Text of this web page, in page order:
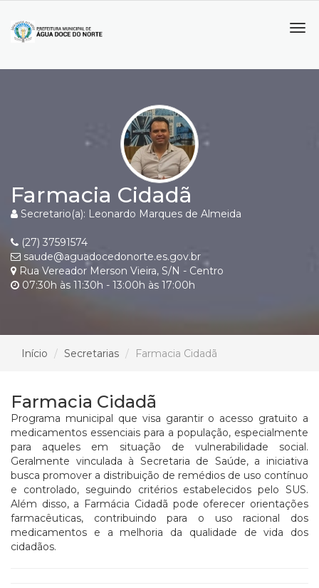
Farmacia Cidadã
Secretario(a): Leonardo Marques de Almeida
(27) 37591574
saude@aguadocedonorte.es.gov.br
Rua Vereador Merson Vieira, S/N - Centro
07:30h às 11:30h - 13:00h às 17:00h
Início Secretarias Farmacia Cidadã
Farmacia Cidadã
Programa municipal que visa garantir o acesso gratuito a
medicamentos essenciais para a população, especialmente
para aqueles em situação de vulnerabilidade social.
Geralmente vinculada à Secretaria de Saúde, a iniciativa
busca promover a distribuição de remédios de uso contínuo
e controlado, seguindo critérios estabelecidos pelo SUS.
Além disso, a Farmácia Cidadã pode oferecer orientações
farmacêuticas, contribuindo para o uso racional dos
medicamentos e a melhoria da qualidade de vida dos
cidadãos.